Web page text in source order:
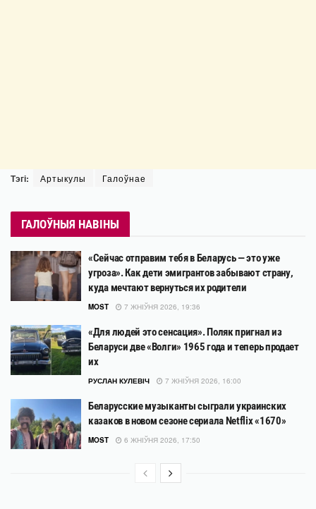
Тэгі: Артыкулы Галоўнае
ГАЛОЎНЫЯ НАВІНЫ
«Сейчас отправим тебя в Беларусь — это уже
угроза». Как дети эмигрантов забывают страну,
куда мечтают вернуться их родители
MOST 7 ЖНІЎНЯ 2026, 19:36
«Для людей это сенсация». Поляк пригнал из
Беларуси две «Волги» 1965 года и теперь продает
их
РУСЛАН КУЛЕВІЧ 7 ЖНІЎНЯ 2026, 16:00
Беларусские музыканты сыграли украинских
казаков в новом сезоне сериала Netflix «1670»
MOST 6 ЖНІЎНЯ 2026, 17:50